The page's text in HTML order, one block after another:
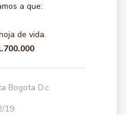
a que:
de vida.
Bogota D.c.
19